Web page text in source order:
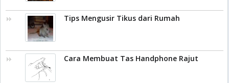
Tips Mengusir Tikus dari Rumah
Cara Membuat Tas Handphone Rajut